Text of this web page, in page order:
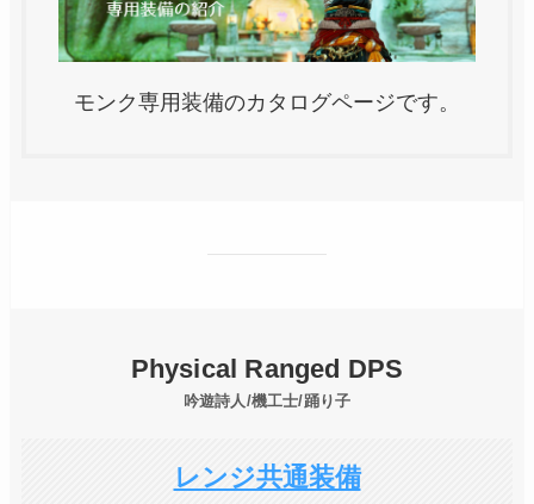
モンク専用装備のカタログページです。
Physical Ranged DPS
吟遊詩人/機工士/踊り子
レンジ共通装備